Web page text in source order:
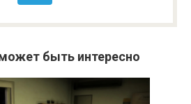
быть интересно